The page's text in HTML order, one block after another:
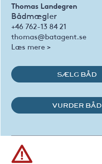
Thomas Landegren
Bådmægler
+46 762-13 84 21
thomas@batagent.se
Læs mere >
SÆLG BÅD
VURDER BÅD